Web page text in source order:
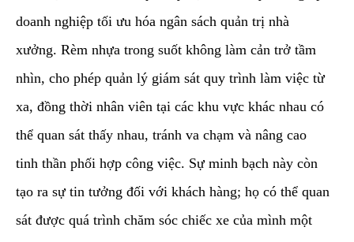
doanh nghiệp tối ưu hóa ngân sách quản trị nhà
xưởng. Rèm nhựa trong suốt không làm cản trở tầm
nhìn, cho phép quản lý giám sát quy trình làm việc từ
xa, đồng thời nhân viên tại các khu vực khác nhau có
thể quan sát thấy nhau, tránh va chạm và nâng cao
tinh thần phối hợp công việc. Sự minh bạch này còn
tạo ra sự tin tưởng đối với khách hàng; họ có thể quan
sát được quá trình chăm sóc chiếc xe của mình một